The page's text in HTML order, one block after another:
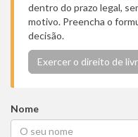
dentro do prazo legal,
motivo. Preencha o
decisão.
Exercer o direito de
Nome